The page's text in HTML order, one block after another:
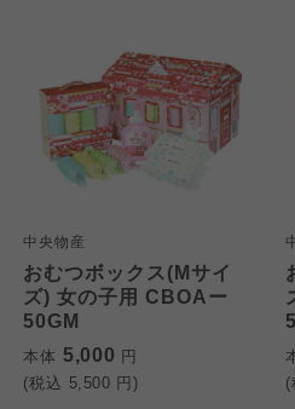
中央物産
おむつボックス(Mサイ
ズ) 女の子用 CBOAー
50GM
本体 5,000 円
(税込 5,500 円)
(
わかやま